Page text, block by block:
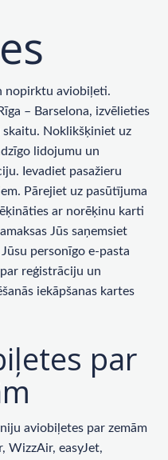
nopirktu aviobiļeti.
– Barselona, ​​izvēlieties
skaitu. Noklikšķiniet uz
lidojumu un
Ievadiet pasažieru
Pārejiet uz pasūtījuma
ar norēķinu karti
Jūs saņemsiet
personīgo e-pasta
reģistrāciju un
iekāpšanas kartes
par
aviobiļetes par zemām
WizzAir, easyJet,